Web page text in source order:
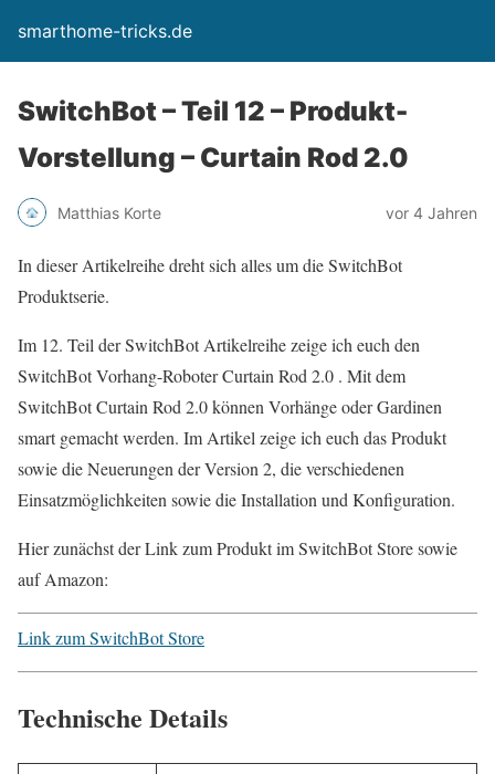
smarthome-tricks.de
SwitchBot – Teil 12 – Produkt-
Vorstellung – Curtain Rod 2.0
Matthias Korte vor 4 Jahren
In dieser Artikelreihe dreht sich alles um die SwitchBot
Produktserie.
Im 12. Teil der SwitchBot Artikelreihe zeige ich euch den
SwitchBot Vorhang-Roboter Curtain Rod 2.0 . Mit dem
SwitchBot Curtain Rod 2.0 können Vorhänge oder Gardinen
smart gemacht werden. Im Artikel zeige ich euch das Produkt
sowie die Neuerungen der Version 2, die verschiedenen
Einsatzmöglichkeiten sowie die Installation und Konfiguration.
Hier zunächst der Link zum Produkt im SwitchBot Store sowie
auf Amazon:
Link zum SwitchBot Store
Technische Details